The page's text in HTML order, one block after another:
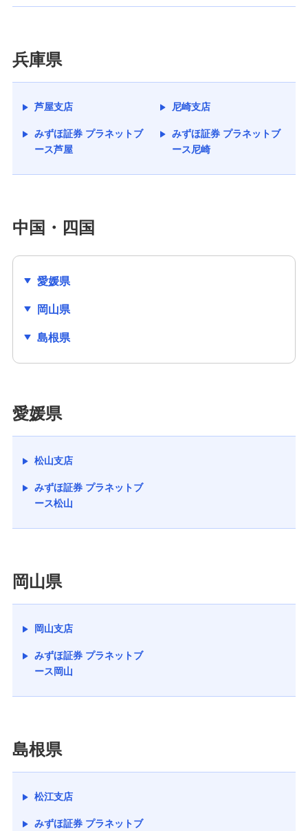
兵庫県
芦屋支店
みずほ証券 プラネットブ
ース芦屋
尼崎支店
みずほ証券 プラネットブ
ース尼崎
中国・四国
愛媛県
岡山県
島根県
愛媛県
松山支店
みずほ証券 プラネットブ
ース松山
岡山県
岡山支店
みずほ証券 プラネットブ
ース岡山
島根県
松江支店
みずほ証券 プラネットブ